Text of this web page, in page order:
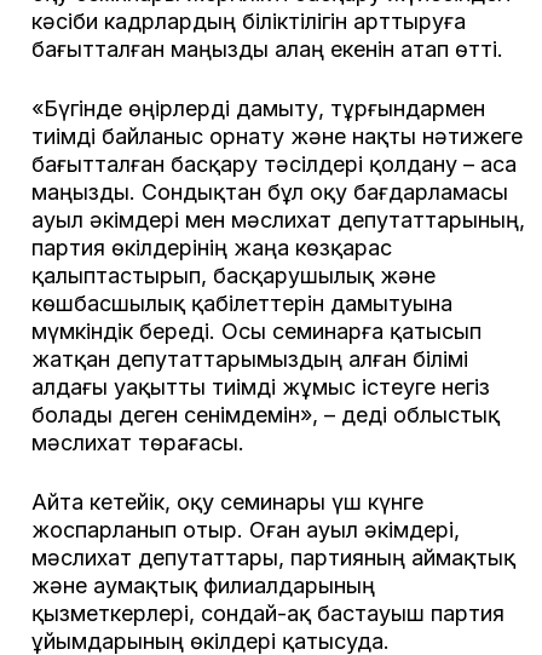
кәсіби кадрлардың біліктілігін арттыруға
бағытталған маңызды алаң екенін атап өтті.
«Бүгінде өңірлерді дамыту, тұрғындармен
тиімді байланыс орнату және нақты нәтижеге
бағытталған басқару тәсілдері қолдану – аса
маңызды. Сондықтан бұл оқу бағдарламасы
ауыл әкімдері мен мәслихат депутаттарының,
партия өкілдерінің жаңа көзқарас
қалыптастырып, басқарушылық және
көшбасшылық қабілеттерін дамытуына
мүмкіндік береді. Осы семинарға қатысып
жатқан депутаттарымыздың алған білімі
алдағы уақытты тиімді жұмыс істеуге негіз
болады деген сенімдемін», – деді облыстық
мәслихат төрағасы.
Айта кетейік, оқу семинары үш күнге
жоспарланып отыр. Оған ауыл әкімдері,
мәслихат депутаттары, партияның аймақтық
және аумақтық филиалдарының
қызметкерлері, сондай-ақ бастауыш партия
ұйымдарының өкілдері қатысуда.